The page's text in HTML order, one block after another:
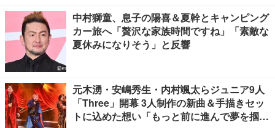
中村獅童、息子の陽喜＆夏幹とキャンピング
カー旅へ「贅沢な家族時間ですね」「素敵な
夏休みになりそう」と反響
元木湧・安嶋秀生・内村颯太らジュニア9人
「Three」開幕 3人制作の新曲＆手描きセッ
トに込めた想い「もっと前に進んで夢を掴み